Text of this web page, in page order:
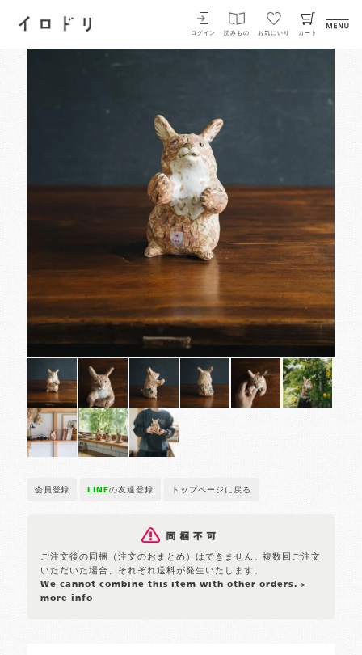
イロドリ
ログイン 読みもの お気にいり カート
会員登録 LINEの友達登録 トップページに戻る
ご注文後の同梱（注文のおまとめ）はできません。複数回ご注文
いただいた場合、それぞれ送料が発生いたします。
We cannot combine this item with other orders. >
more info